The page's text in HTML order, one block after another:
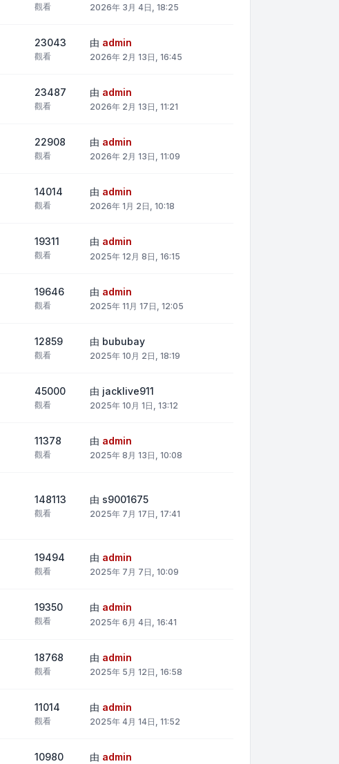
觀看 2026年 3月 4日, 18:25
23043
觀看
由 admin
2026年 2月 13日, 16:45
23487
觀看
由 admin
2026年 2月 13日, 11:21
22908
觀看
由 admin
2026年 2月 13日, 11:09
14014
觀看
由 admin
2026年 1月 2日, 10:18
19311
觀看
由 admin
2025年 12月 8日, 16:15
19646
觀看
由 admin
2025年 11月 17日, 12:05
12859
觀看
由 bububay
2025年 10月 2日, 18:19
45000
觀看
由 jacklive911
2025年 10月 1日, 13:12
11378
觀看
由 admin
2025年 8月 13日, 10:08
148113
觀看
由 s9001675
2025年 7月 17日, 17:41
19494
觀看
由 admin
2025年 7月 7日, 10:09
19350
觀看
由 admin
2025年 6月 4日, 16:41
18768
觀看
由 admin
2025年 5月 12日, 16:58
11014
觀看
由 admin
2025年 4月 14日, 11:52
10980 由 admin